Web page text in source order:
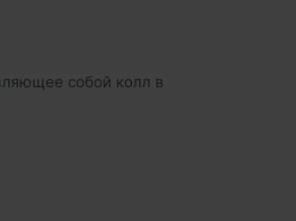
собой колл в